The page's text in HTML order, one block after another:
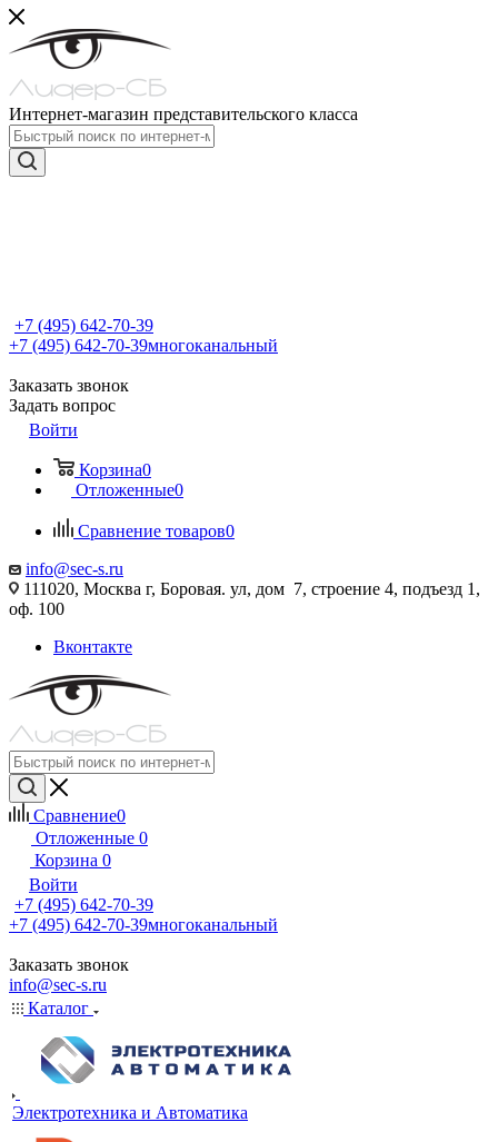
Интернет-магазин представительского класса
+7 (495) 642-70-39
+7 (495) 642-70-39многоканальный
Заказать звонок
Задать вопрос
Войти
Корзина0
Отложенные0
Сравнение товаров0
info@sec-s.ru
111020, Москва г, Боровая. ул, дом 7, строение 4, подъезд 1,
оф. 100
Вконтакте
Сравнение0
Отложенные 0
Корзина 0
Войти
+7 (495) 642-70-39
+7 (495) 642-70-39многоканальный
Заказать звонок
info@sec-s.ru
Каталог
Электротехника и Автоматика